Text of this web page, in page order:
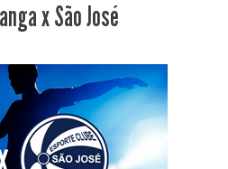
x São José